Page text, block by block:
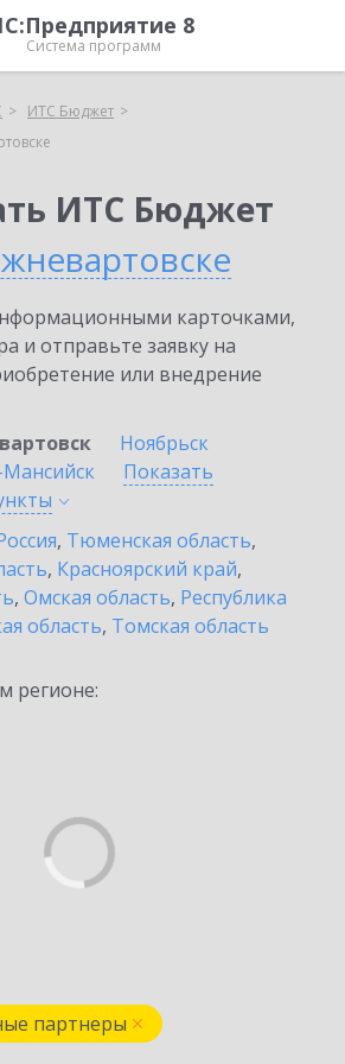
8
Система программ
ИТС Бюджет
ИТС Бюджет
карточками,
и отправьте заявку на
или внедрение
Ноябрьск
Показать
, Тюменская область,
, Красноярский край,
, Омская область, Республика
область, Томская область
регионе:
партнеры